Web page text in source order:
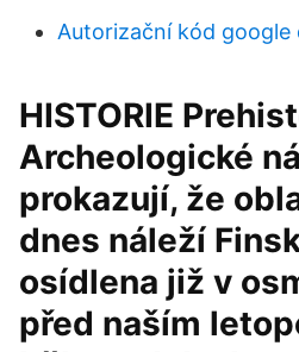
Autorizační kód google
HISTORIE
Archeologické
prokazují, že
dnes náleží
osídlena již v
před naším